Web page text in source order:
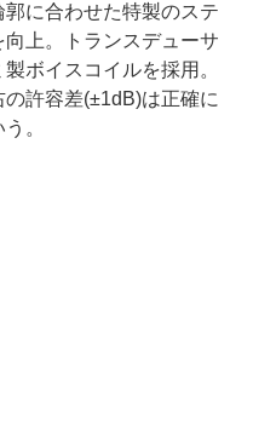
に合わせた特製のステ
上。トランスデューサ
ボイスコイルを採用。
許容差(±1dB)は正確に
。